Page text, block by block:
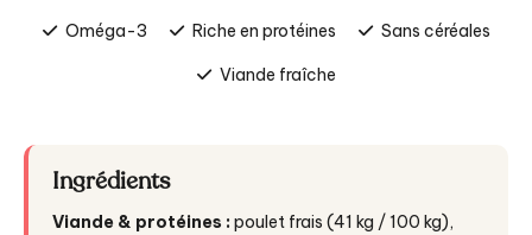
Oméga-3 Riche en protéines Sans céréales
Viande fraîche
Ingrédients
Viande & protéines : poulet frais (41 kg / 100 kg),